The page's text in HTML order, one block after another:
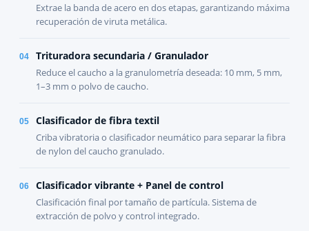
Extrae la banda de acero en dos etapas, garantizando máxima
recuperación de viruta metálica.
04 Trituradora secundaria / Granulador
Reduce el caucho a la granulometría deseada: 10 mm, 5 mm,
1–3 mm o polvo de caucho.
05 Clasificador de fibra textil
Criba vibratoria o clasificador neumático para separar la fibra
de nylon del caucho granulado.
06 Clasificador vibrante + Panel de control
Clasificación final por tamaño de partícula. Sistema de
extracción de polvo y control integrado.